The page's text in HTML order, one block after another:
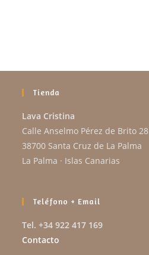
Tienda
Lava Cristina
Calle Anselmo Pérez de Brito 28
38700 Santa Cruz de La Palma
La Palma · Islas Canarias
Teléfono + Email
Tel. +34 922 417 169
Contacto